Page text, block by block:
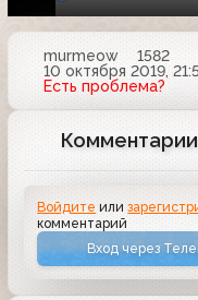
murmeow
1582
10 октября 2019,
Есть проблема?
Комментарии
Войдите или
комментарий
Вход через